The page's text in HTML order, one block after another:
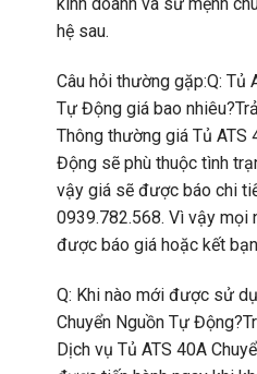
kinh doanh và sứ mệnh
hệ sau.
Câu hỏi thường gặp:Q: Tủ
Tự Động giá bao
Thông thường giá Tủ ATS
Động sẽ phù thuộc tình
vậy giá sẽ được báo chi
0939.782.568. Vì vậy mọi
được báo giá hoặc kết
Q: Khi nào mới được sử
Chuyển Nguồn Tự
Dịch vụ Tủ ATS 40A